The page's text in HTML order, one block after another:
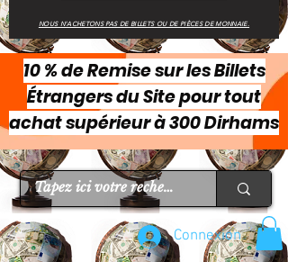
NOUS N'ACHETONS PAS DE BILLETS OU DE PIÈCES DE MONNAIE.
10 % de Remise sur les Billets
Étrangers du Site pour tout
achat supérieur à 300 Dirhams
Connexion